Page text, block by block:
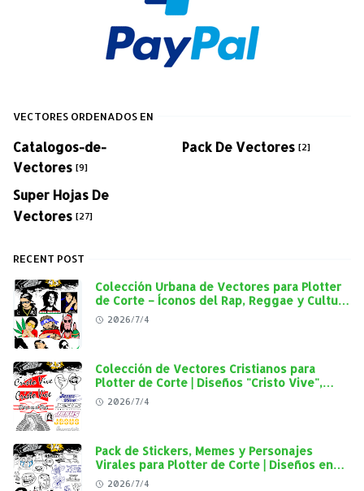
VECTORES ORDENADOS EN
Catalogos-de-
Vectores [9]
Pack De Vectores [2]
Super Hojas De
Vectores [27]
RECENT POST
Colección Urbana de Vectores para Plotter
de Corte – Íconos del Rap, Reggae y Cultura
Street en Alta Calidad
2026/7/4
Colección de Vectores Cristianos para
Plotter de Corte | Diseños "Cristo Vive",
"Jesús Vive" y Virgen de Guadalupe en Alta
Calidad
2026/7/4
Pack de Stickers, Memes y Personajes
Virales para Plotter de Corte | Diseños en
Alta Calidad
2026/7/4